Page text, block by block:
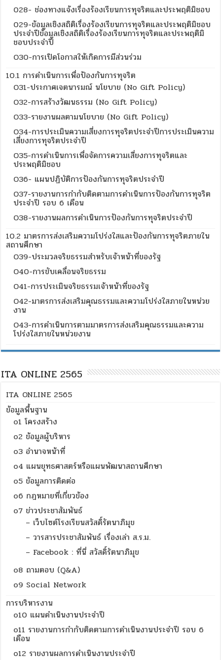
028- ช่องทางแจ้งเรื่องร้องเรียนการทุจริตและประพฤติมิชอบ
029-ข้อมูลเชิงสถิติเรื่องร้องเรียนการทุจริตและประพฤติมิชอบ
ประจำปีข้อมูลเชิงสถิติเรื่องร้องเรียนการทุจริตและประพฤติมิ
ชอบประจำปี
O30-การเปิดโอกาสให้เกิดการมีส่วนร่วม
10.1 การดำเนินการเพื่อป้องกันการทุจริต
O31-ประกาศเจตนารมณ์ นโยบาย (No Gift Policy)
O32-การสร้างวัฒนธรรม (No Gift Policy)
O33-รายงานผลตามนโยบาย (No Gift Policy)
O34-การประเมินความเสี่ยงการทุจริตประจำปีการประเมินความ
เสี่ยงการทุจริตประจำปี
O35-การดำเนินการเพื่อจัดการความเสี่ยงการทุจริตและ
ประพฤติมิชอบ
O36- แผนปฏิบัติการป้องกันการทุจริตประจำปี
O37-รายงานการกำกับติดตามการดำเนินการป้องกันการทุจริต
ประจำปี รอบ 6 เดือน
O38-รายงานผลการดำเนินการป้องกันการทุจริตประจำปี
10.2 มาตรการส่งเสริมความโปร่งใสและป้องกันการทุจริตภายใน
สถานศึกษา
O39-ประมวลจริยธรรมสำหรับเจ้าหน้าที่ของรัฐ
O40-การขับเคลื่อนจริยธรรม
O41-การประเมินจริยธรรมเจ้าหน้าที่ของรัฐ
O42-มาตรการส่งเสริมคุณธรรมและความโปร่งใสภายในหน่วย
งาน
O43-การดำเนินการตามมาตรการส่งเสริมคุณธรรมและความ
โปร่งใสภายในหน่วยงาน
ITA ONLINE 2565
ITA ONLINE 2565
ข้อมูลพื้นฐาน
o1 โครงสร้าง
o2 ข้อมูลผู้บริหาร
o3 อำนาจหน้าที่
o4 แผนยุทธศาสตร์หรือแผนพัฒนาสถานศึกษา
o5 ข้อมูลการติดต่อ
o6 กฎหมายที่เกี่ยวข้อง
o7 ข่าวประชาสัมพันธ์
– เว็บไซต์โรงเรียนสวัสดิ์รัตนาภิมุข
– วารสารประชาสัมพันธ์ เรื่องเล่า ส.ร.ม.
– Facebook : ที่นี่ สวัสดิ์รัตนาภิมุข
o8 ถามตอบ (Q&A)
o9 Social Network
การบริหารงาน
o10 แผนดำเนินงานประจำปี
o11 รายงานการกำกับติดตามการดำเนินงานประจำปี รอบ 6
เดือน
o12 รายงานผลการดำเนินงานประจำปี